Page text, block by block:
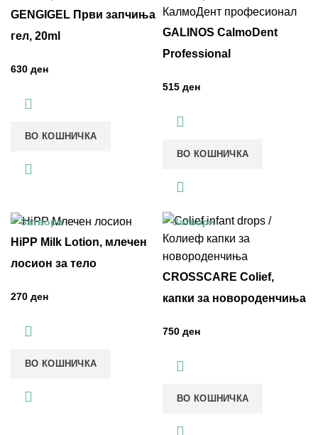
GENGIGEL Први запчиња
гел, 20ml
ден
ВО КОШНИЧКА
GALINOS CalmoDent
Professional
ден
ВО КОШНИЧКА
Затвори
HiPP Milk Lotion, млечен
лосион за тело
ден
ВО КОШНИЧКА
Затвори
CROSSCARE Colief,
капки за новороденчиња
ден
ВО КОШНИЧКА